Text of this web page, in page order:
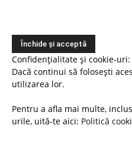
Confidențialitate și cookie-
Dacă continui să folosești
utilizarea lor.
Pentru a afla mai multe,
urile, uită-te aici: Politică